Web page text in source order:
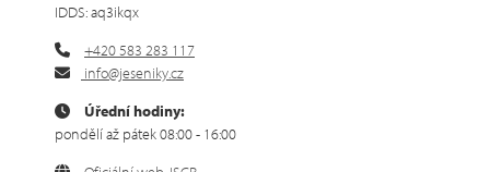
IDDS: aq3ikqx
+420 583 283 117
info@jeseniky.cz
Úřední hodiny:
pondělí až pátek 08:00 - 16:00